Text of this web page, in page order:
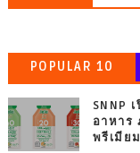
POPULAR 10
SNNP
อาหาร
พรีเมีย